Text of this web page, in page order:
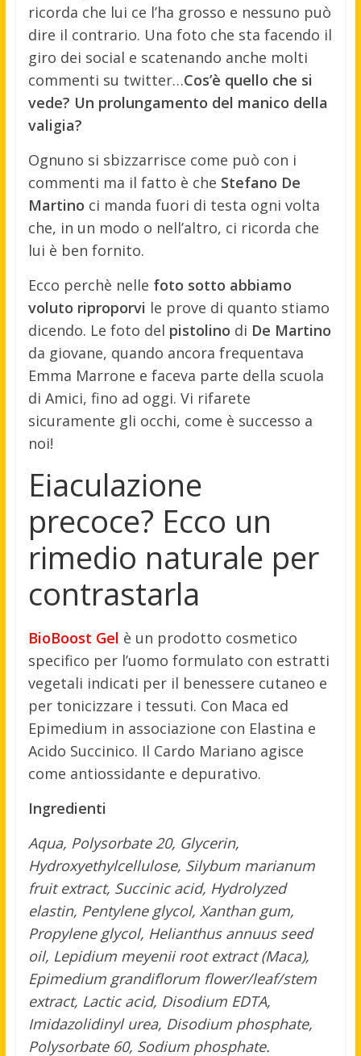
ricorda che lui ce l’ha grosso e nessuno può
dire il contrario. Una foto che sta facendo il
giro dei social e scatenando anche molti
commenti su twitter…Cos’è quello che si
vede? Un prolungamento del manico della
valigia?
Ognuno si sbizzarrisce come può con i
commenti ma il fatto è che Stefano De
Martino ci manda fuori di testa ogni volta
che, in un modo o nell’altro, ci ricorda che
lui è ben fornito.
Ecco perchè nelle foto sotto abbiamo
voluto riproporvi le prove di quanto stiamo
dicendo. Le foto del pistolino di De Martino
da giovane, quando ancora frequentava
Emma Marrone e faceva parte della scuola
di Amici, fino ad oggi. Vi rifarete
sicuramente gli occhi, come è successo a
noi!
Eiaculazione
precoce? Ecco un
rimedio naturale per
contrastarla
BioBoost Gel è un prodotto cosmetico
specifico per l’uomo formulato con estratti
vegetali indicati per il benessere cutaneo e
per tonicizzare i tessuti. Con Maca ed
Epimedium in associazione con Elastina e
Acido Succinico. Il Cardo Mariano agisce
come antiossidante e depurativo.
Ingredienti
Aqua, Polysorbate 20, Glycerin,
Hydroxyethylcellulose, Silybum marianum
fruit extract, Succinic acid, Hydrolyzed
elastin, Pentylene glycol, Xanthan gum,
Propylene glycol, Helianthus annuus seed
oil, Lepidium meyenii root extract (Maca),
Epimedium grandiflorum flower/leaf/stem
extract, Lactic acid, Disodium EDTA,
Imidazolidinyl urea, Disodium phosphate,
Polysorbate 60, Sodium phosphate.